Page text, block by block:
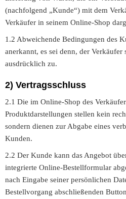
(nachfolgend „Kunde“) mit dem
Verkäufer in seinem Online-Shop
1.2 Abweichende Bedingungen des
anerkannt, es sei denn, der
ausdrücklich zu.
2) Vertragsschluss
2.1 Die im Online-Shop des
Produktdarstellungen stellen kein
sondern dienen zur Abgabe eines
Kunden.
2.2 Der Kunde kann das Angebot
integrierte Online-Bestellformular
nach Eingabe seiner persönlichen
Bestellvorgang abschließenden